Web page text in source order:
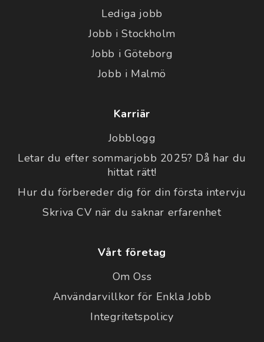
Lediga jobb
Jobb i Stockholm
Jobb i Göteborg
Jobb i Malmö
Karriär
Jobblogg
Letar du efter sommarjobb 2025? Då har du
hittat rätt!
Hur du förbereder dig för din första intervju
Skriva CV när du saknar erfarenhet
Vårt företag
Om Oss
Användarvillkor för Enkla Jobb
Integritetspolicy